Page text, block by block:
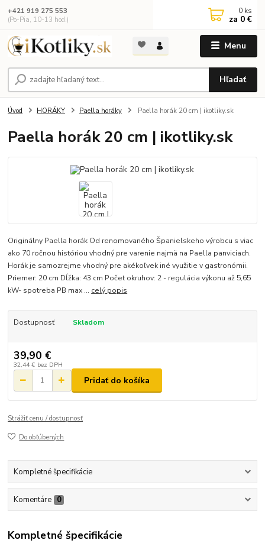
Menu
Hľadať
+421 919 275 553
(Po-Pia, 10-13 hod.)
0 ks
za 0 €
Úvod HORÁKY Paella horáky Paella horák 20 cm | ikotliky.sk
Paella horák 20 cm | ikotliky.sk
Originálny Paella horák Od renomovaného Španielskeho výrobcu s viac
ako 70 ročnou históriou vhodný pre varenie najmä na Paella panviciach.
Horák je samozrejme vhodný pre akékoľvek iné využitie v gastronómii.
Priemer: 20 cm Dĺžka: 43 cm Počet okruhov: 2 - regulácia výkonu až 5,65
kW- spotreba PB max ... celý popis
Dostupnosť Skladom
39,90 €
32,44 € bez DPH
Pridať do košíka
Strážiť cenu / dostupnosť
Do obľúbených
Kompletné špecifikácie
Komentáre 0
Kompletné špecifikácie